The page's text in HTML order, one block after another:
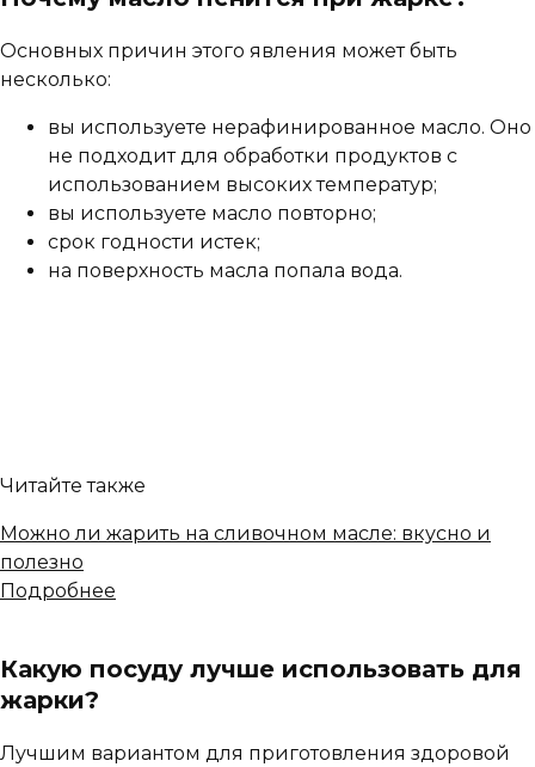
Основных причин этого явления может быть
несколько:
вы используете нерафинированное масло. Оно
не подходит для обработки продуктов с
использованием высоких температур;
вы используете масло повторно;
срок годности истек;
на поверхность масла попала вода.
Читайте также
Можно ли жарить на сливочном масле: вкусно и
полезно
Подробнее
Какую посуду лучше использовать для
жарки?
Лучшим вариантом для приготовления здоровой